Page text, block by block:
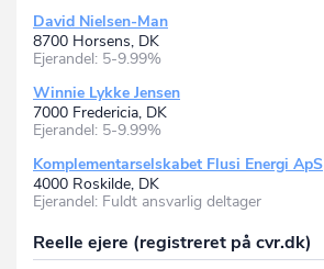
David Nielsen-Man
8700 Horsens, DK
Ejerandel: 5-9.99%
Winnie Lykke Jensen
7000 Fredericia, DK
Ejerandel: 5-9.99%
Komplementarselskabet Flusi Energi ApS
4000 Roskilde, DK
Ejerandel: Fuldt ansvarlig deltager
Reelle ejere (registreret på cvr.dk)